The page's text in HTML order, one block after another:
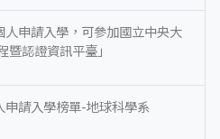
申請入學，可參加國立中央大
認證資訊平臺」
請入學榜單-地球科學系